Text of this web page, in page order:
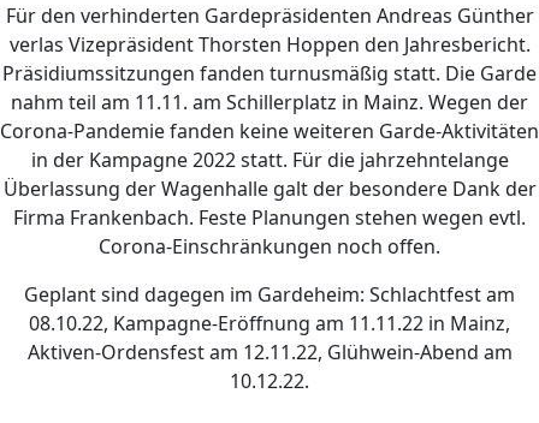
Für den verhinderten Gardepräsidenten Andreas Günther
verlas Vizepräsident Thorsten Hoppen den Jahresbericht.
Präsidiumssitzungen fanden turnusmäßig statt. Die Garde
nahm teil am 11.11. am Schillerplatz in Mainz. Wegen der
Corona-Pandemie fanden keine weiteren Garde-Aktivitäten
in der Kampagne 2022 statt. Für die jahrzehntelange
Überlassung der Wagenhalle galt der besondere Dank der
Firma Frankenbach. Feste Planungen stehen wegen evtl.
Corona-Einschränkungen noch offen.
Geplant sind dagegen im Gardeheim: Schlachtfest am
08.10.22, Kampagne-Eröffnung am 11.11.22 in Mainz,
Aktiven-Ordensfest am 12.11.22, Glühwein-Abend am
10.12.22.